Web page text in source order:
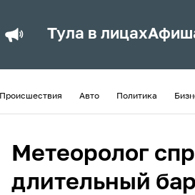
Тула в лицах
Происшествия Авто Политика
Метеоролог
длительный